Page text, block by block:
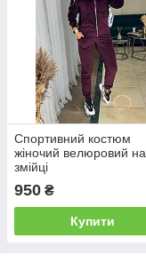
Спортивний костюм
жіночий велюровий на
змійці
950 ₴
Купити